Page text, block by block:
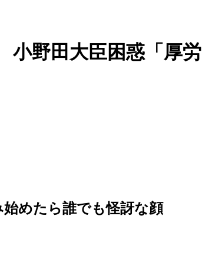
野田大臣困惑「厚労
始めたら誰でも怪訝な顔